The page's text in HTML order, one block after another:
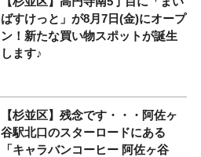
ばすけっと」が8月7日(金)にオープ
ン！新たな買い物スポットが誕生
します♪
【杉並区】残念です・・・阿佐ヶ
谷駅北口のスターロードにある
「キャラバンコーヒー 阿佐ヶ谷